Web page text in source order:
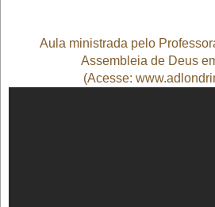
Aula ministrada pelo
Assembleia de Deus
(Acesse: